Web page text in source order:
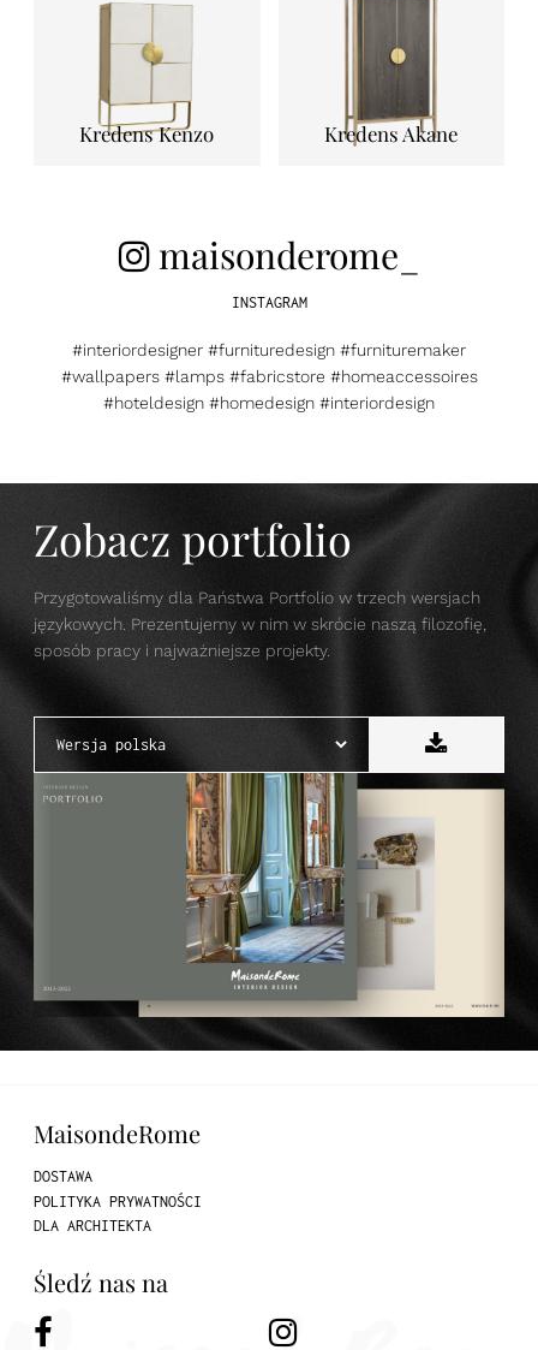
Kredens Kenzo Kredens Akane
maisonderome_
INSTAGRAM
#interiordesigner #furnituredesign #furnituremaker
#wallpapers #lamps #fabricstore #homeaccessoires
#hoteldesign #homedesign #interiordesign
Zobacz portfolio
Przygotowaliśmy dla Państwa Portfolio w trzech wersjach
językowych. Prezentujemy w nim w skrócie naszą filozofię,
sposób pracy i najważniejsze projekty.
MaisondeRome
DOSTAWA
POLITYKA PRYWATNOŚCI
DLA ARCHITEKTA
Śledź nas na